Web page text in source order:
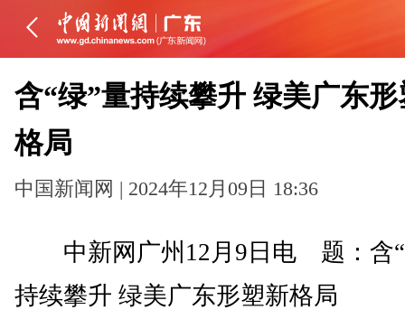
含“绿”量持续攀升 绿美广东
格局
中国新闻网 | 2024年12月09日 18:36
中新网广州12月9日电 题：含“
持续攀升 绿美广东形塑新格局